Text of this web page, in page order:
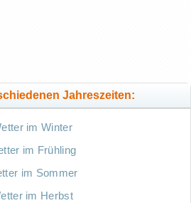
Jahreszeiten:
im Winter
im Frühling
im Sommer
im Herbst